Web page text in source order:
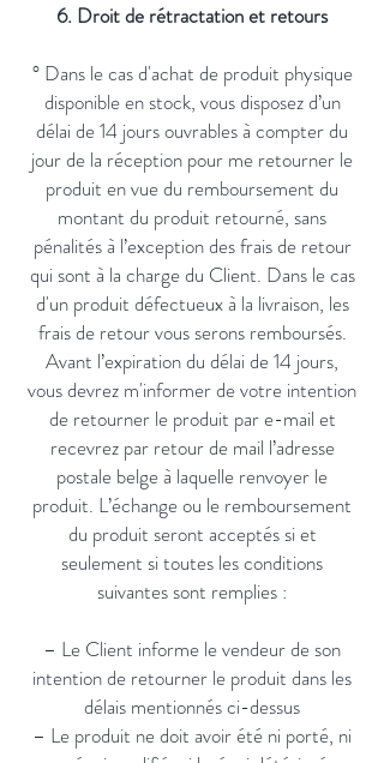
6. Droit de rétractation et retours
° Dans le cas d'achat de produit physique
disponible en stock, vous disposez d’un
délai de 14 jours ouvrables à compter du
jour de la réception pour me retourner le
produit en vue du remboursement du
montant du produit retourné, sans
pénalités à l’exception des frais de retour
qui sont à la charge du Client. Dans le cas
d'un produit défectueux à la livraison, les
frais de retour vous serons remboursés.
Avant l’expiration du délai de 14 jours,
vous devrez m'informer de votre intention
de retourner le produit par e-mail et
recevrez par retour de mail l’adresse
postale belge à laquelle renvoyer le
produit. L’échange ou le remboursement
du produit seront acceptés si et
seulement si toutes les conditions
suivantes sont remplies :
– Le Client informe le vendeur de son
intention de retourner le produit dans les
délais mentionnés ci-dessus
– Le produit ne doit avoir été ni porté, ni